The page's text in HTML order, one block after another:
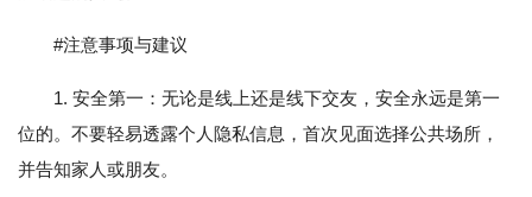
#注意事项与建议
1. 安全第一：无论是线上还是线下交友，安全永远是第一
位的。不要轻易透露个人隐私信息，首次见面选择公共场所，
并告知家人或朋友。